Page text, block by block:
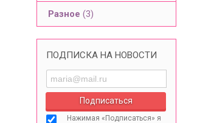
Разное (3)
ПОДПИСКА НА НОВОСТИ
Нажимая «Подписаться» я